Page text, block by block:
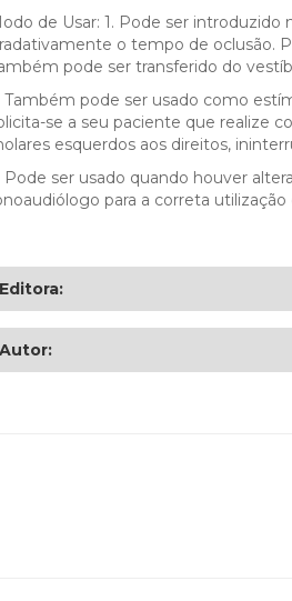
de Usar: 1. Pode ser
o tempo de oclusão.
pode ser transferido do
Também pode ser usado como
se a seu paciente que realize
esquerdos aos direitos,
Pode ser usado quando houver
para a correta
Editora:
Autor: